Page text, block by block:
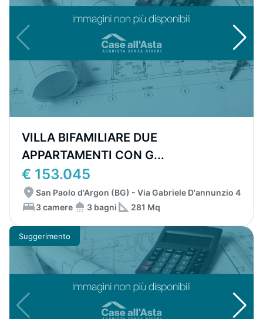
VILLA BIFAMILIARE DUE
APPARTAMENTI CON G...
€ 153.045
San Paolo d'Argon (BG) - Via Gabriele D'annunzio 4
3 camere
3 bagni 281 Mq
Suggerimento